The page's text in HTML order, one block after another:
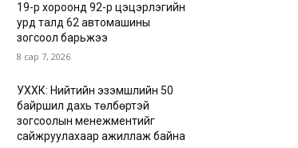
19-р хороонд 92-р цэцэрлэгийн
урд талд 62 автомашины
зогсоол барьжээ
8 сар 7, 2026
УХХК: Нийтийн эзэмшлийн 50
байршил дахь төлбөртэй
зогсоолын менежментийг
сайжруулахаар ажиллаж байна